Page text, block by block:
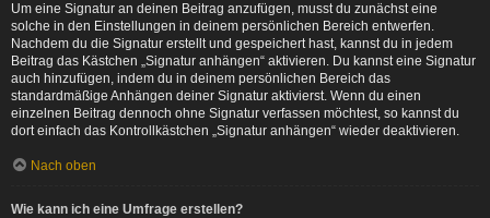
Um eine Signatur an deinen Beitrag anzufügen, musst du zunächst eine
solche in den Einstellungen in deinem persönlichen Bereich entwerfen.
Nachdem du die Signatur erstellt und gespeichert hast, kannst du in jedem
Beitrag das Kästchen „Signatur anhängen“ aktivieren. Du kannst eine Signatur
auch hinzufügen, indem du in deinem persönlichen Bereich das
standardmäßige Anhängen deiner Signatur aktivierst. Wenn du einen
einzelnen Beitrag dennoch ohne Signatur verfassen möchtest, so kannst du
dort einfach das Kontrollkästchen „Signatur anhängen“ wieder deaktivieren.
Nach oben
Wie kann ich eine Umfrage erstellen?